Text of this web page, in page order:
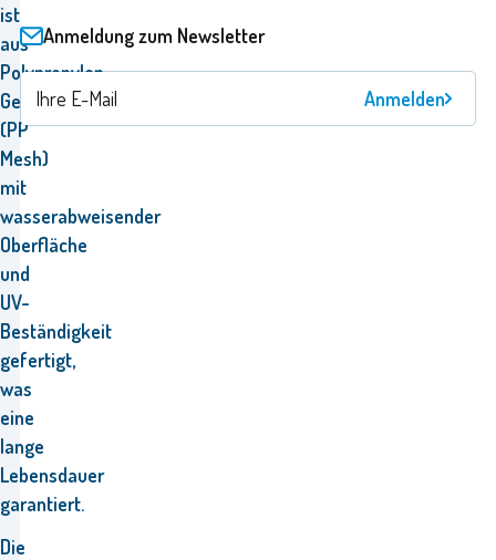
ist
aus
Polypropylen-
Gewebe
(PP
Mesh)
mit
wasserabweisender
Oberfläche
und
UV-
Beständigkeit
gefertigt,
was
eine
lange
Lebensdauer
garantiert.
Die
Anmeldung zum Newsletter
Anmelden